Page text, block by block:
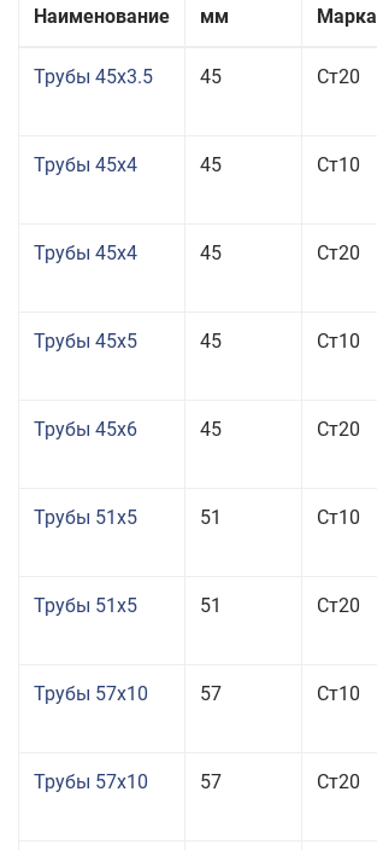
Наименование
мм
Марка
Трубы 45x3.5 45 Ст20
Трубы 45x4 45 Ст10
Трубы 45x4 45 Ст20
Трубы 45x5 45 Ст10
Трубы 45x6 45 Ст20
Трубы 51x5 51 Ст10
Трубы 51x5 51 Ст20
Трубы 57x10 57 Ст10
Трубы 57x10 57 Ст20